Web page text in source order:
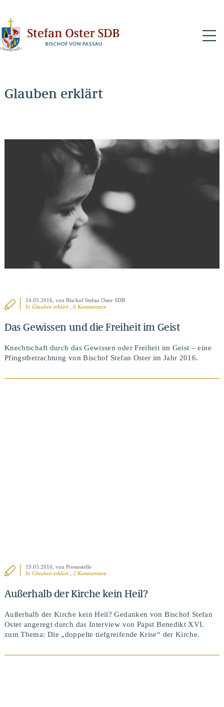
Glauben erklärt
14.05.2016 , von Bischof Stefan Oster SDB
InGlauben erklärt, 6 Kommentare
Das Gewissen und die Freiheit im Geist
Knechtschaft durch das Gewissen oder Freiheit im Geist – eine
Pfingstbetrachtung von Bischof Stefan Oster im Jahr 2016.
19.03.2016 , von Pressestelle
InGlauben erklärt, 2 Kommentare
Außerhalb der Kirche kein Heil?
Außerhalb der Kirche kein Heil? Gedanken von Bischof Stefan
Oster angeregt durch das Interview von Papst Benedikt XVI.
zum Thema: Die „doppelte tiefgreifende Krise“ der Kirche.